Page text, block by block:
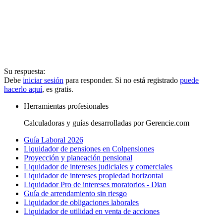
Su respuesta:
Debe iniciar sesión para responder. Si no está registrado puede
hacerlo aquí, es gratis.
Herramientas profesionales
Calculadoras y guías desarrolladas por Gerencie.com
Guía Laboral 2026
Liquidador de pensiones en Colpensiones
Proyección y planeación pensional
Liquidador de intereses judiciales y comerciales
Liquidador de intereses propiedad horizontal
Liquidador Pro de intereses moratorios - Dian
Guía de arrendamiento sin riesgo
Liquidador de obligaciones laborales
Liquidador de utilidad en venta de acciones